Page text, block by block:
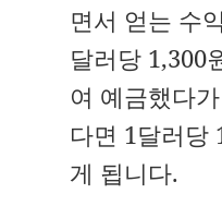
면서 얻는 수
달러당 1,300
여 예금했다
다면 1달러당
게 됩니다.